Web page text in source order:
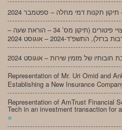
מעו”דכן יחסי עבודה – חוק פיצויי פיטורים (תיקון מס’ 34 – הוראת שעה –
Representation of Mr. Uri Omid and
Establishing a New Insurance
Representation of AmTrust Financial
Tech in an investment transaction for
»